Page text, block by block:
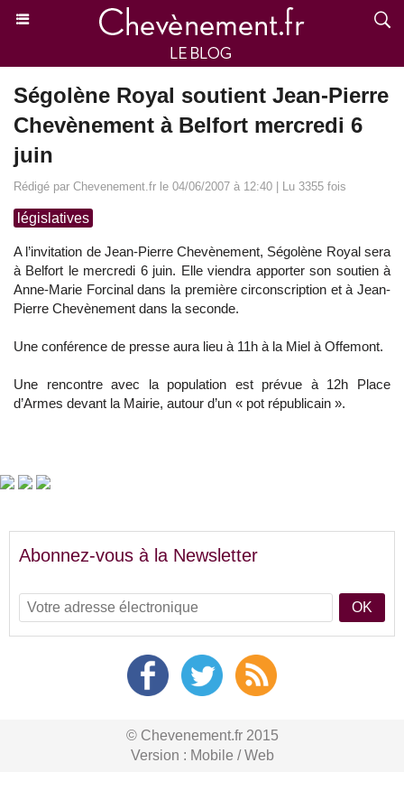
Ségolène Royal soutient Jean-Pierre
Chevènement à Belfort mercredi 6
juin
Rédigé par Chevenement.fr le 04/06/2007 à 12:40 | Lu 3355 fois
législatives
A l’invitation de Jean-Pierre Chevènement, Ségolène Royal sera
à Belfort le mercredi 6 juin. Elle viendra apporter son soutien à
Anne-Marie Forcinal dans la première circonscription et à Jean-
Pierre Chevènement dans la seconde.
Une conférence de presse aura lieu à 11h à la Miel à Offemont.
Une rencontre avec la population est prévue à 12h Place
d’Armes devant la Mairie, autour d’un « pot républicain ».
Abonnez-vous à la Newsletter
OK
© Chevenement.fr 2015
Version : Mobile /Web